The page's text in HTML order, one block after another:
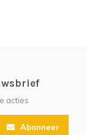
acties
Abonneer